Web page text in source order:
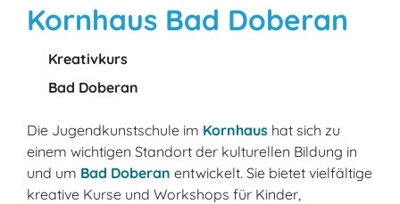
Kornhaus Bad Doberan
Kreativkurs
Bad Doberan
Die Jugendkunstschule im Kornhaus hat sich zu
einem wichtigen Standort der kulturellen Bildung in
und um Bad Doberan entwickelt. Sie bietet vielfältige
kreative Kurse und Workshops für Kinder,